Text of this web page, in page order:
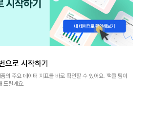
으로 시작하기
의 주요 데이터 지표를 바로 확인할 수 있어요. 핵클 팀이
드릴게요.